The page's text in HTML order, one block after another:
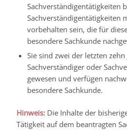
Sachverständigentätigkeiten
Sachverständigentätigkeiten
vorbehalten sein, die für
besondere Sachkunde
Sie sind zwei der letzten
Sachverständiger oder
gewesen und verfügen
besondere Sachkunde.
Hinweis:Die Inhalte der
Tätigkeit auf dem beantragten